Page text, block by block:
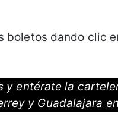
boletos dando clic
y entérate la
y Guadalajara